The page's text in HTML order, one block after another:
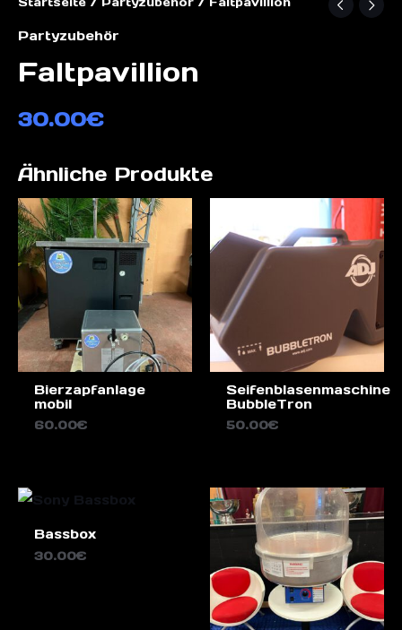
Partyzubehör
Faltpavillion
30.00€
Ähnliche Produkte
Bierzapfanlage
mobil
60.00€
Seifenblasenmaschine
BubbleTron
50.00€
Bassbox
30.00€